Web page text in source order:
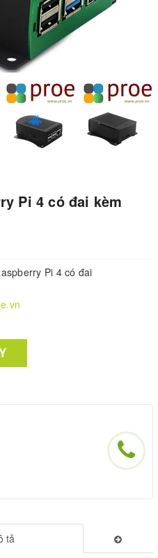
Pi 4 có đai kèm
Pi 4 có đai
tả